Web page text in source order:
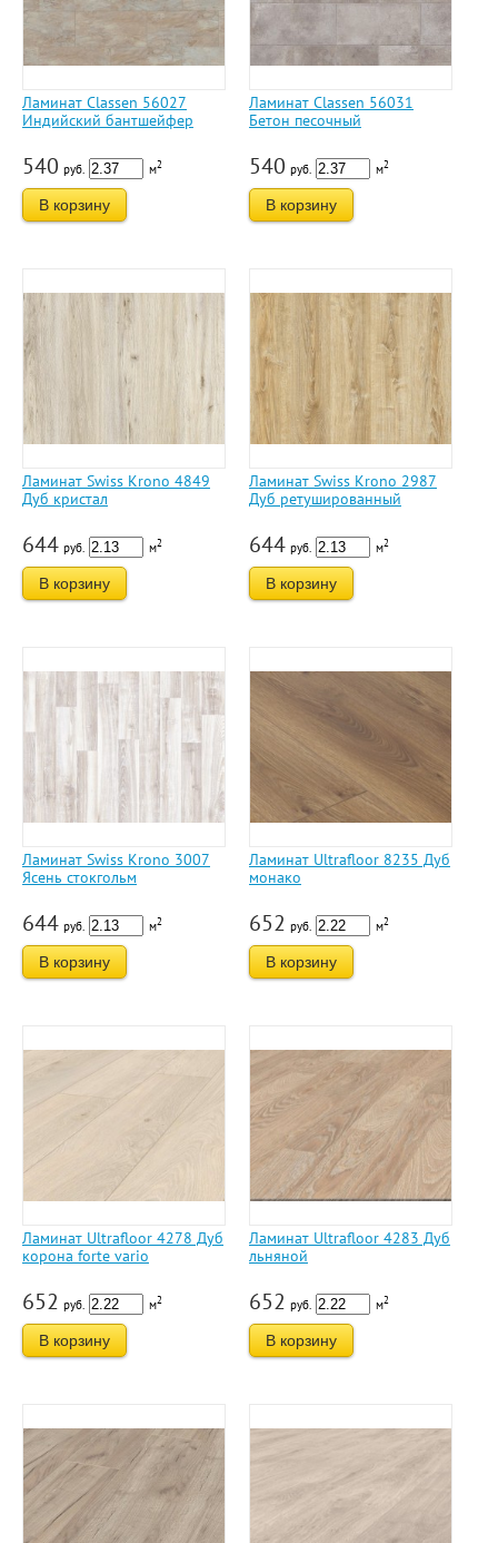
Ламинат Classen 56027
Индийский бантшейфер
540 руб. м2
В корзину
Ламинат Classen 56031
Бетон песочный
540 руб. м2
В корзину
Ламинат Swiss Krono 4849
Дуб кристал
644 руб. м2
В корзину
Ламинат Swiss Krono 2987
Дуб ретушированный
644 руб. м2
В корзину
Ламинат Swiss Krono 3007
Ясень стокгольм
644 руб. м2
В корзину
Ламинат Ultrafloor 8235 Дуб
монако
652 руб. м2
В корзину
Ламинат Ultrafloor 4278 Дуб
корона forte vario
652 руб. м2
В корзину
Ламинат Ultrafloor 4283 Дуб
льняной
652 руб. м2
В корзину